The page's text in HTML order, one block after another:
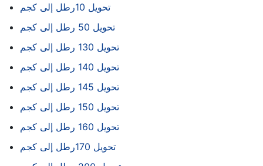
تحويل 10رطل إلى كجم
تحويل 50 رطل إلى كجم
تحويل 130 رطل إلى كجم
تحويل 140 رطل إلى كجم
تحويل 145 رطل إلى كجم
تحويل 150 رطل إلى كجم
تحويل 160 رطل إلى كجم
تحويل 170رطل إلى كجم